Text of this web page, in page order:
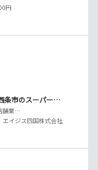
円
条市のスーパー…
舗業…
エイジス四国株式会社